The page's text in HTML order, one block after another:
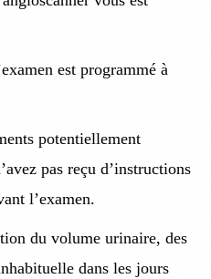
est programmé à
potentiellement
pas reçu d’instructions
l’examen.
du volume urinaire, des
dans les jours